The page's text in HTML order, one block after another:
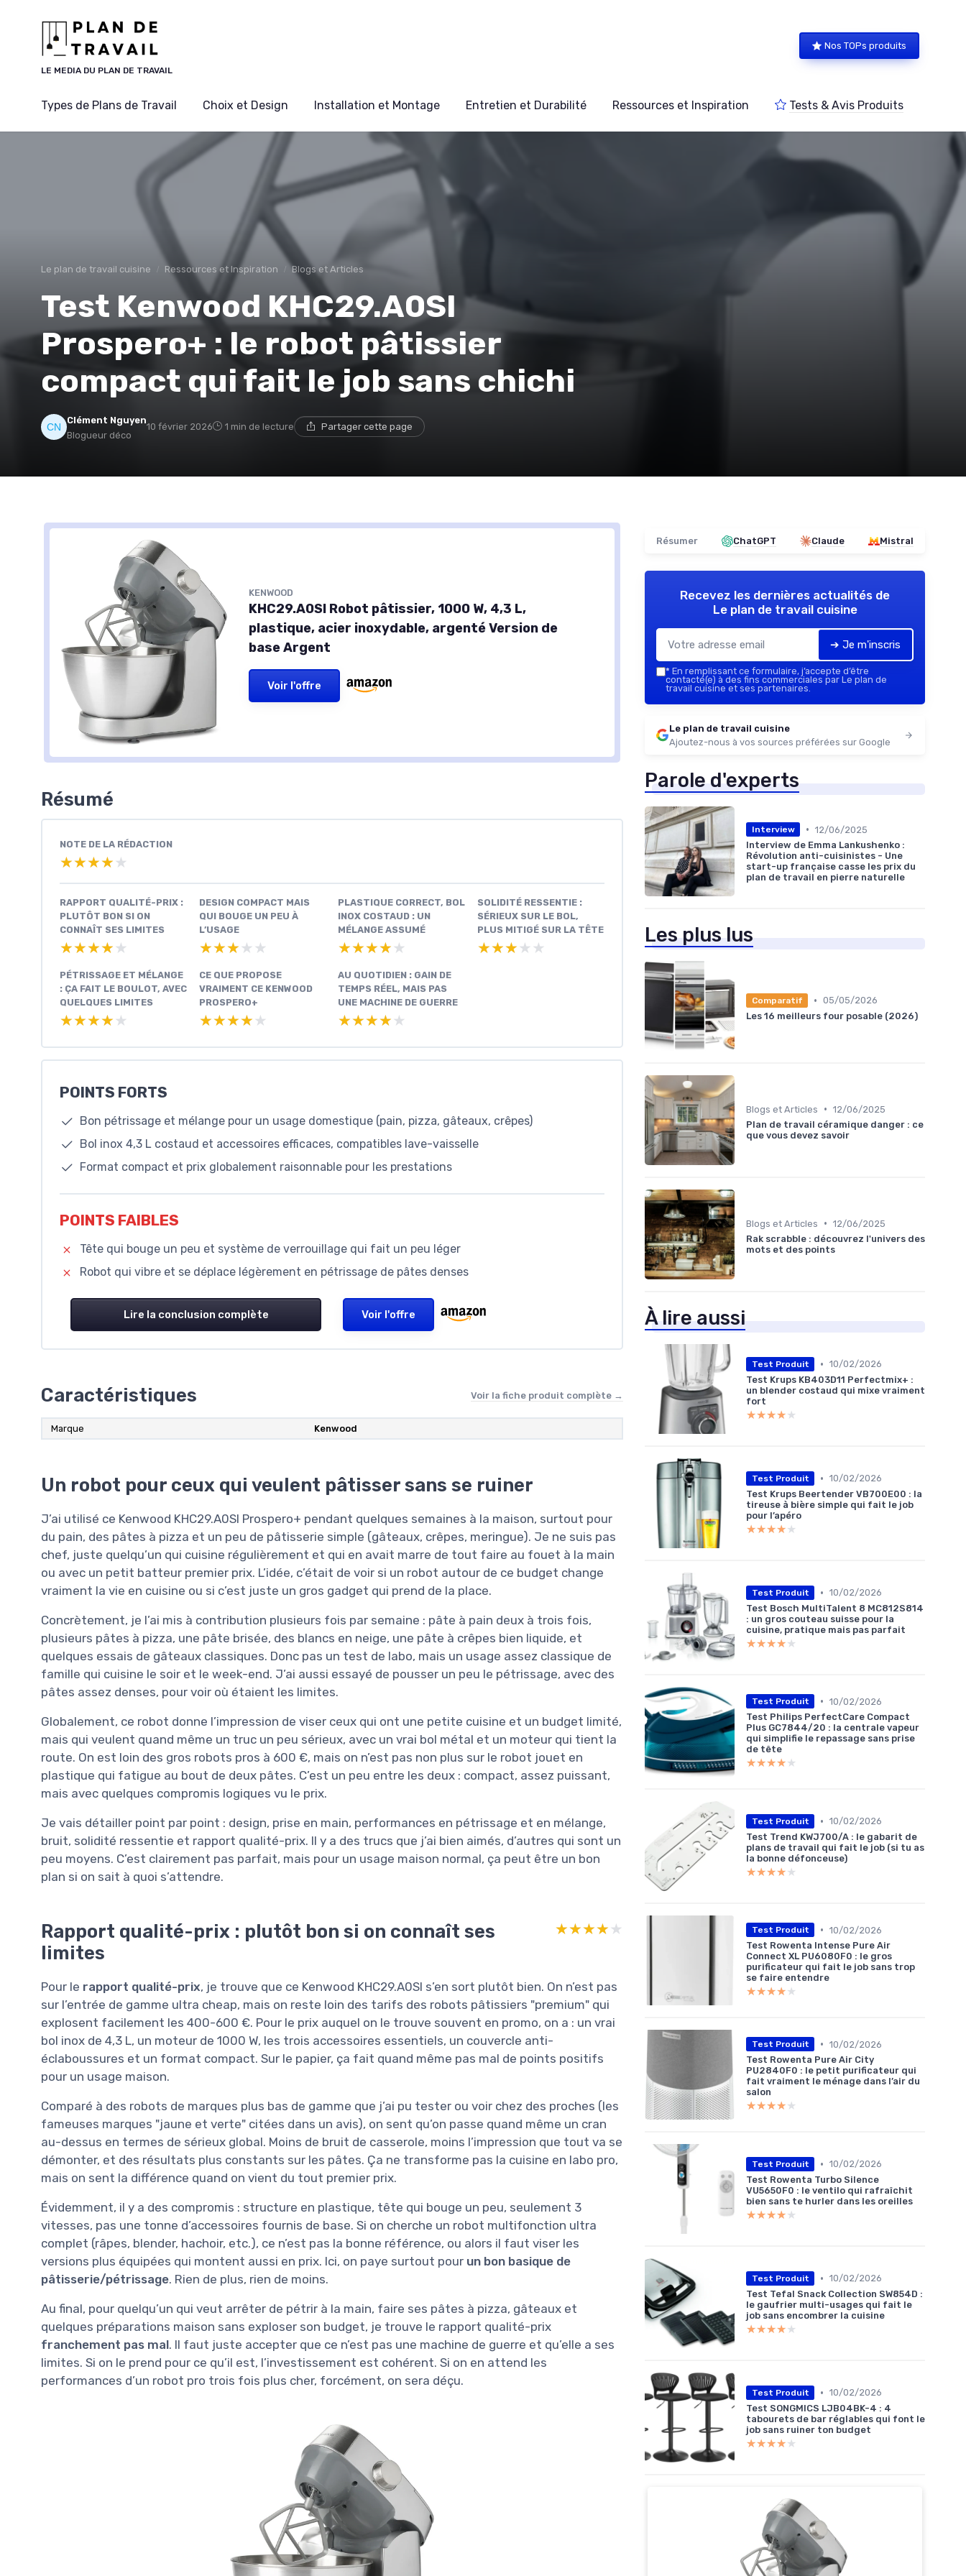
LE MEDIA DU PLAN DE TRAVAIL
Nos TOPs produits
Types de Plans de Travail Choix et Design Installation et Montage Entretien et Durabilité Ressources et Inspiration Tests & Avis Produits
Le plan de travail cuisine Ressources et Inspiration Blogs et Articles
Test Kenwood KHC29.A0SI
Prospero+ : le robot pâtissier
compact qui fait le job sans chichi
Clément Nguyen
Blogueur déco
10 février 2026 1 min de lecture Partager cette page
KENWOOD
KHC29.A0SI Robot pâtissier, 1000 W, 4,3 L,
plastique, acier inoxydable, argenté Version de
base Argent
Voir l'offre
Résumé
NOTE DE LA RÉDACTION
★★★★★
★★★★★
RAPPORT QUALITÉ-PRIX :
PLUTÔT BON SI ON
CONNAÎT SES LIMITES
★★★★★
★★★★★
DESIGN COMPACT MAIS
QUI BOUGE UN PEU À
L’USAGE
★★★★★
★★★★★
PLASTIQUE CORRECT, BOL
INOX COSTAUD : UN
MÉLANGE ASSUMÉ
★★★★★
★★★★★
SOLIDITÉ RESSENTIE :
SÉRIEUX SUR LE BOL,
PLUS MITIGÉ SUR LA TÊTE
★★★★★
★★★★★
PÉTRISSAGE ET MÉLANGE
: ÇA FAIT LE BOULOT, AVEC
QUELQUES LIMITES
★★★★★
★★★★★
CE QUE PROPOSE
VRAIMENT CE KENWOOD
PROSPERO+
★★★★★
★★★★★
AU QUOTIDIEN : GAIN DE
TEMPS RÉEL, MAIS PAS
UNE MACHINE DE GUERRE
★★★★★
★★★★★
POINTS FORTS
Bon pétrissage et mélange pour un usage domestique (pain, pizza, gâteaux, crêpes)
Bol inox 4,3 L costaud et accessoires efficaces, compatibles lave-vaisselle
Format compact et prix globalement raisonnable pour les prestations
POINTS FAIBLES
Tête qui bouge un peu et système de verrouillage qui fait un peu léger
Robot qui vibre et se déplace légèrement en pétrissage de pâtes denses
Lire la conclusion complète Voir l'offre
Caractéristiques Voir la fiche produit complète →
Marque Kenwood
Un robot pour ceux qui veulent pâtisser sans se ruiner
J’ai utilisé ce Kenwood KHC29.A0SI Prospero+ pendant quelques semaines à la maison, surtout pour
du pain, des pâtes à pizza et un peu de pâtisserie simple (gâteaux, crêpes, meringue). Je ne suis pas
chef, juste quelqu’un qui cuisine régulièrement et qui en avait marre de tout faire au fouet à la main
ou avec un petit batteur premier prix. L’idée, c’était de voir si un robot autour de ce budget change
vraiment la vie en cuisine ou si c’est juste un gros gadget qui prend de la place.
Concrètement, je l’ai mis à contribution plusieurs fois par semaine : pâte à pain deux à trois fois,
plusieurs pâtes à pizza, une pâte brisée, des blancs en neige, une pâte à crêpes bien liquide, et
quelques essais de gâteaux classiques. Donc pas un test de labo, mais un usage assez classique de
famille qui cuisine le soir et le week-end. J’ai aussi essayé de pousser un peu le pétrissage, avec des
pâtes assez denses, pour voir où étaient les limites.
Globalement, ce robot donne l’impression de viser ceux qui ont une petite cuisine et un budget limité,
mais qui veulent quand même un truc un peu sérieux, avec un vrai bol métal et un moteur qui tient la
route. On est loin des gros robots pros à 600 €, mais on n’est pas non plus sur le robot jouet en
plastique qui fatigue au bout de deux pâtes. C’est un peu entre les deux : compact, assez puissant,
mais avec quelques compromis logiques vu le prix.
Je vais détailler point par point : design, prise en main, performances en pétrissage et en mélange,
bruit, solidité ressentie et rapport qualité-prix. Il y a des trucs que j’ai bien aimés, d’autres qui sont un
peu moyens. C’est clairement pas parfait, mais pour un usage maison normal, ça peut être un bon
plan si on sait à quoi s’attendre.
Rapport qualité-prix : plutôt bon si on connaît ses
limites
★★★★★
★★★★★
Pour le rapport qualité-prix, je trouve que ce Kenwood KHC29.A0SI s’en sort plutôt bien. On n’est pas
sur l’entrée de gamme ultra cheap, mais on reste loin des tarifs des robots pâtissiers "premium" qui
explosent facilement les 400-600 €. Pour le prix auquel on le trouve souvent en promo, on a : un vrai
bol inox de 4,3 L, un moteur de 1000 W, les trois accessoires essentiels, un couvercle anti-
éclaboussures et un format compact. Sur le papier, ça fait quand même pas mal de points positifs
pour un usage maison.
Comparé à des robots de marques plus bas de gamme que j’ai pu tester ou voir chez des proches (les
fameuses marques "jaune et verte" citées dans un avis), on sent qu’on passe quand même un cran
au-dessus en termes de sérieux global. Moins de bruit de casserole, moins l’impression que tout va se
démonter, et des résultats plus constants sur les pâtes. Ça ne transforme pas la cuisine en labo pro,
mais on sent la différence quand on vient du tout premier prix.
Évidemment, il y a des compromis : structure en plastique, tête qui bouge un peu, seulement 3
vitesses, pas une tonne d’accessoires fournis de base. Si on cherche un robot multifonction ultra
complet (râpes, blender, hachoir, etc.), ce n’est pas la bonne référence, ou alors il faut viser les
versions plus équipées qui montent aussi en prix. Ici, on paye surtout pour un bon basique de
pâtisserie/pétrissage. Rien de plus, rien de moins.
Au final, pour quelqu’un qui veut arrêter de pétrir à la main, faire ses pâtes à pizza, gâteaux et
quelques préparations maison sans exploser son budget, je trouve le rapport qualité-prix
franchement pas mal. Il faut juste accepter que ce n’est pas une machine de guerre et qu’elle a ses
limites. Si on le prend pour ce qu’il est, l’investissement est cohérent. Si on en attend les
performances d’un robot pro trois fois plus cher, forcément, on sera déçu.
Résumer ChatGPT Claude Mistral
Recevez les dernières actualités de
Le plan de travail cuisine
➔ Je m'inscris
* En remplissant ce formulaire, j’accepte d’être
contacté(e) à des fins commerciales par Le plan de
travail cuisine et ses partenaires.
Le plan de travail cuisine
Ajoutez-nous à vos sources préférées sur Google
Parole d'experts
Interview • 12/06/2025
Interview de Emma Lankushenko :
Révolution anti-cuisinistes - Une
start-up française casse les prix du
plan de travail en pierre naturelle
Les plus lus
Comparatif • 05/05/2026
Les 16 meilleurs four posable (2026)
Blogs et Articles • 12/06/2025
Plan de travail céramique danger : ce
que vous devez savoir
Blogs et Articles • 12/06/2025
Rak scrabble : découvrez l'univers des
mots et des points
À lire aussi
Test Produit • 10/02/2026
Test Krups KB403D11 Perfectmix+ :
un blender costaud qui mixe vraiment
fort
★★★★★
★★★★★
Test Produit • 10/02/2026
Test Krups Beertender VB700E00 : la
tireuse à bière simple qui fait le job
pour l’apéro
★★★★★
★★★★★
Test Produit • 10/02/2026
Test Bosch MultiTalent 8 MC812S814
: un gros couteau suisse pour la
cuisine, pratique mais pas parfait
★★★★★
★★★★★
Test Produit • 10/02/2026
Test Philips PerfectCare Compact
Plus GC7844/20 : la centrale vapeur
qui simplifie le repassage sans prise
de tête
★★★★★
★★★★★
Test Produit • 10/02/2026
Test Trend KWJ700/A : le gabarit de
plans de travail qui fait le job (si tu as
la bonne défonceuse)
★★★★★
★★★★★
Test Produit • 10/02/2026
Test Rowenta Intense Pure Air
Connect XL PU6080F0 : le gros
purificateur qui fait le job sans trop
se faire entendre
★★★★★
★★★★★
Test Produit • 10/02/2026
Test Rowenta Pure Air City
PU2840F0 : le petit purificateur qui
fait vraiment le ménage dans l’air du
salon
★★★★★
★★★★★
Test Produit • 10/02/2026
Test Rowenta Turbo Silence
VU5650F0 : le ventilo qui rafraîchit
bien sans te hurler dans les oreilles
★★★★★
★★★★★
Test Produit • 10/02/2026
Test Tefal Snack Collection SW854D :
le gaufrier multi-usages qui fait le
job sans encombrer la cuisine
★★★★★
★★★★★
Test Produit • 10/02/2026
Test SONGMICS LJB04BK-4 : 4
tabourets de bar réglables qui font le
job sans ruiner ton budget
★★★★★
★★★★★